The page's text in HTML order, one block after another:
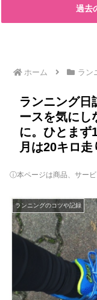
過去
ホーム ラン
ランニング日
ースを気にし
に。ひとまず
月は20キロ走
ⓘ本ページは商品、サー
ランニングのコツや記録